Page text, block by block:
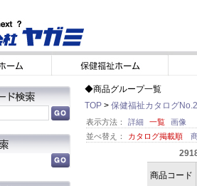
◆商品グループ一覧
TOP > 保健福祉カタログ
表示方法： 詳細 一覧
画像
並べ替え：
カタログ掲載順
商品コード